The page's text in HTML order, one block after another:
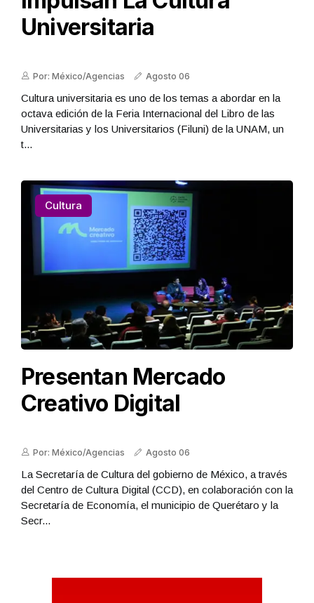
Universitaria
Por: México/Agencias Agosto 06
Cultura universitaria es uno de los temas a abordar en la
octava edición de la Feria Internacional del Libro de las
Universitarias y los Universitarios (Filuni) de la UNAM, un
t...
Cultura
Presentan Mercado
Creativo Digital
Por: México/Agencias Agosto 06
La Secretaría de Cultura del gobierno de México, a través
del Centro de Cultura Digital (CCD), en colaboración con la
Secretaría de Economía, el municipio de Querétaro y la
Secr...